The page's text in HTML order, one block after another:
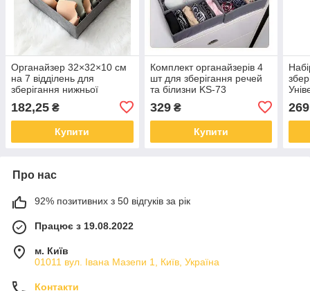
Органайзер 32×32×10 см
на 7 відділень для
зберігання нижньої
182,25 ₴
Купити
Комплект органайзерів 4
шт для зберігання речей
та білизни KS-73
329₴
Купити
269
Про нас
92% позитивних з 50 відгуків за рік
Працює з 19.08.2022
м. Київ
01011 вул. Івана Мазепи 1, Київ, Україна
Контакти